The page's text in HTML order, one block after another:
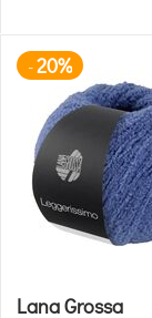
-20%
Lana Grossa